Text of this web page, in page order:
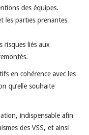
des équipes.
les parties prenantes
risques liés aux
en cohérence avec les
qu’elle souhaite
indispensable afin
des VSS, et ainsi